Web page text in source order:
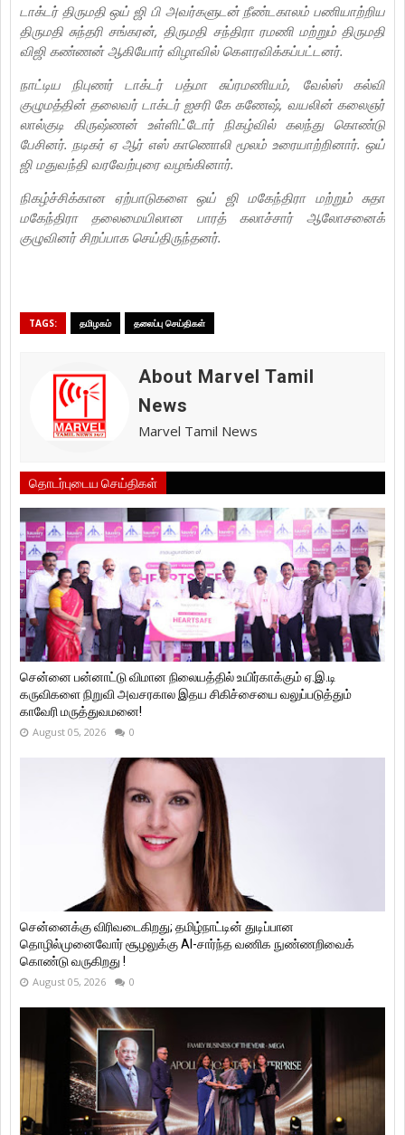
டாக்டர் திருமதி ஒய் ஜி பி அவர்களுடன் நீண்டகாலம் பணியாற்றிய
திருமதி சுந்தரி சங்கரன், திருமதி சந்திரா ரமணி மற்றும் திருமதி
விஜி கண்ணன் ஆகியோர் விழாவில் கௌரவிக்கப்பட்டனர்.
நாட்டிய நிபுணர் டாக்டர் பத்மா சுப்ரமணியம், வேல்ஸ் கல்வி
குழுமத்தின் தலைவர் டாக்டர் ஐசரி கே கணேஷ், வயலின் கலைஞர்
லால்குடி கிருஷ்ணன் உள்ளிட்டோர் நிகழ்வில் கலந்து கொண்டு
பேசினர். நடிகர் ஏ ஆர் எஸ் காணொலி மூலம் உரையாற்றினார். ஒய்
ஜி மதுவந்தி வரவேற்புரை வழங்கினார்.
நிகழ்ச்சிக்கான ஏற்பாடுகளை ஒய் ஜி மகேந்திரா மற்றும் சுதா
மகேந்திரா தலைமையிலான பாரத் கலாச்சார் ஆலோசனைக்
குழுவினர் சிறப்பாக செய்திருந்தனர்.
TAGS: தமிழகம் தலைப்பு செய்திகள்
About Marvel Tamil
News
Marvel Tamil News
தொடர்புடைய செய்திகள்
சென்னை பன்னாட்டு விமான நிலையத்தில் உயிர்காக்கும் ஏ.இ.டி
கருவிகளை நிறுவி அவசரகால இதய சிகிச்சையை வலுப்படுத்தும்
காவேரி மருத்துவமனை!
August 05, 2026 0
சென்னைக்கு விரிவடைகிறது; தமிழ்நாட்டின் துடிப்பான
தொழில்முனைவோர் சூழலுக்கு AI-சார்ந்த வணிக நுண்ணறிவைக்
கொண்டு வருகிறது !
August 05, 2026 0